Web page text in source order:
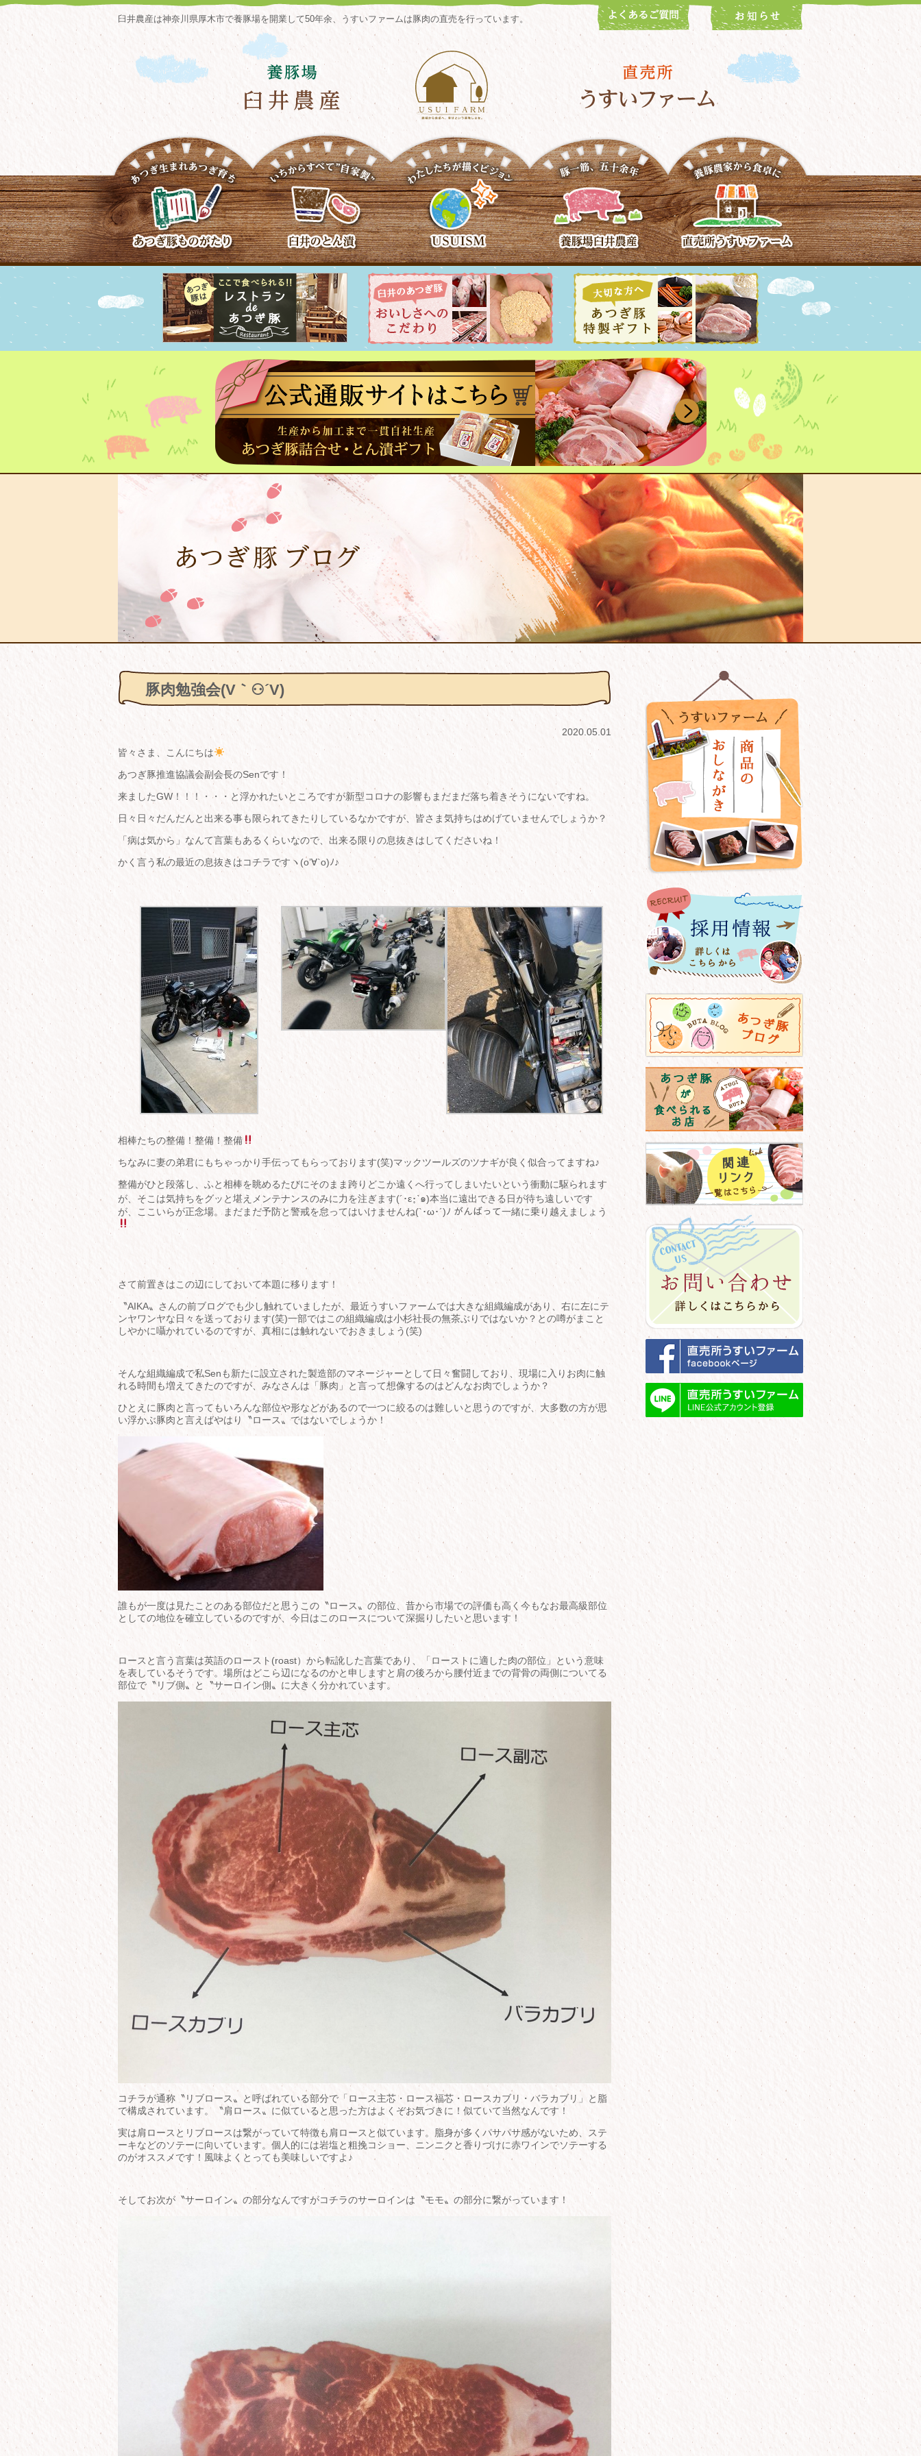
臼井農産は神奈川県厚木市で養豚場を開業して50年余、うすいファームは豚肉の直売を行っています。
豚肉勉強会(V｀⚇´V)
2020.05.01
皆々さま、こんにちは
あつぎ豚推進協議会副会長のSenです！
来ましたGW！！！・・・と浮かれたいところですが新型コロナの影響もまだまだ落ち着きそうにないですね。
日々日々だんだんと出来る事も限られてきたりしているなかですが、皆さま気持ちはめげていませんでしょうか？
「病は気から」なんて言葉もあるくらいなので、出来る限りの息抜きはしてくださいね！
かく言う私の最近の息抜きはコチラですヽ(o’∀`o)ﾉ♪
相棒たちの整備！整備！整備
ちなみに妻の弟君にもちゃっかり手伝ってもらっております(笑)マックツールズのツナギが良く似合ってますね♪
整備がひと段落し、ふと相棒を眺めるたびにそのまま跨りどこか遠くへ行ってしまいたいという衝動に駆られます
が、そこは気持ちをグッと堪えメンテナンスのみに力を注ぎます(´･ε･̥ˋ๑)本当に遠出できる日が待ち遠しいです
が、ここいらが正念場。まだまだ予防と警戒を怠ってはいけませんね(`･ω･´)ﾉ がんばって一緒に乗り越えましょう
さて前置きはこの辺にしておいて本題に移ります！
〝AIKA〟さんの前ブログでも少し触れていましたが、最近うすいファームでは大きな組織編成があり、右に左にテ
ンヤワンヤな日々を送っております(笑)一部ではこの組織編成は小杉社長の無茶ぶりではないか？との噂がまこと
しやかに囁かれているのですが、真相には触れないでおきましょう(笑)
そんな組織編成で私Senも新たに設立された製造部のマネージャーとして日々奮闘しており、現場に入りお肉に触
れる時間も増えてきたのですが、みなさんは「豚肉」と言って想像するのはどんなお肉でしょうか？
ひとえに豚肉と言ってもいろんな部位や形などがあるので一つに絞るのは難しいと思うのですが、大多数の方が思
い浮かぶ豚肉と言えばやはり〝ロース〟ではないでしょうか！
誰もが一度は見たことのある部位だと思うこの〝ロース〟の部位、昔から市場での評価も高く今もなお最高級部位
としての地位を確立しているのですが、今日はこのロースについて深掘りしたいと思います！
ロースと言う言葉は英語のロースト(roast）から転訛した言葉であり、「ローストに適した肉の部位」という意味
を表しているそうです。場所はどこら辺になるのかと申しますと肩の後ろから腰付近までの背骨の両側についてる
部位で〝リブ側〟と〝サーロイン側〟に大きく分かれています。
コチラが通称〝リブロース〟と呼ばれている部分で「ロース主芯・ロース福芯・ロースカブリ・バラカブリ」と脂
で構成されています。〝肩ロース〟に似ていると思った方はよくぞお気づきに！似ていて当然なんです！
実は肩ロースとリブロースは繋がっていて特徴も肩ロースと似ています。脂身が多くパサパサ感がないため、ステ
ーキなどのソテーに向いています。個人的には岩塩と粗挽コショー、ニンニクと香りづけに赤ワインでソテーする
のがオススメです！風味よくとっても美味しいですよ♪
そしてお次が〝サーロイン〟の部分なんですがコチラのサーロインは〝モモ〟の部分に繋がっています！